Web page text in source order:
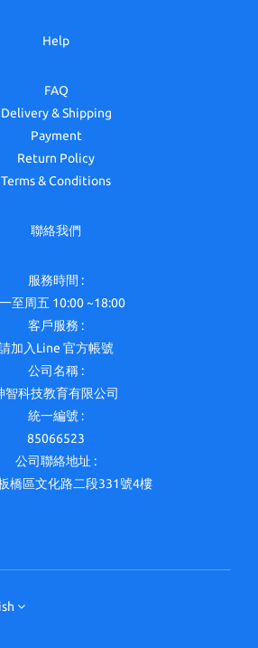
Help
FAQ
Delivery & Shipping
Payment
Return Policy
Terms & Conditions
聯絡我們
服務時間 :
至周五 10:00 ~18:00
客戶服務 :
加入Line 官方帳號
公司名稱 :
智科技教育有限公司
統一編號 :
85066523
公司聯絡地址 :
橋區文化路二段331號4樓